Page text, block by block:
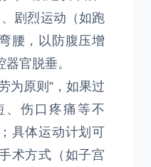
剧烈运动（如跑
腰，以防腹压增
官脱垂。
为原则”，如果过
、伤口疼痛等不
具体运动计划可
术方式（如子宫